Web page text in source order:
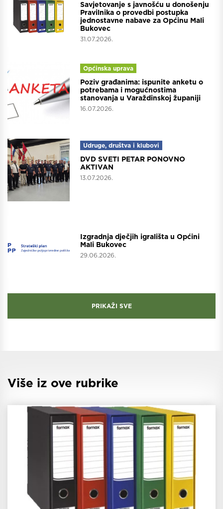
Savjetovanje s javnošću u donošenju
Pravilnika o provedbi postupka
jednostavne nabave za Općinu Mali
Bukovec
31.07.2026.
Općinska uprava
Poziv građanima: ispunite anketu o
potrebama i mogućnostima
stanovanja u Varaždinskoj županiji
16.07.2026.
Udruge, društva i klubovi
DVD SVETI PETAR PONOVNO
AKTIVAN
13.07.2026.
Izgradnja dječjih igrališta u Općini
Mali Bukovec
29.06.2026.
PRIKAŽI SVE
Više iz ove rubrike